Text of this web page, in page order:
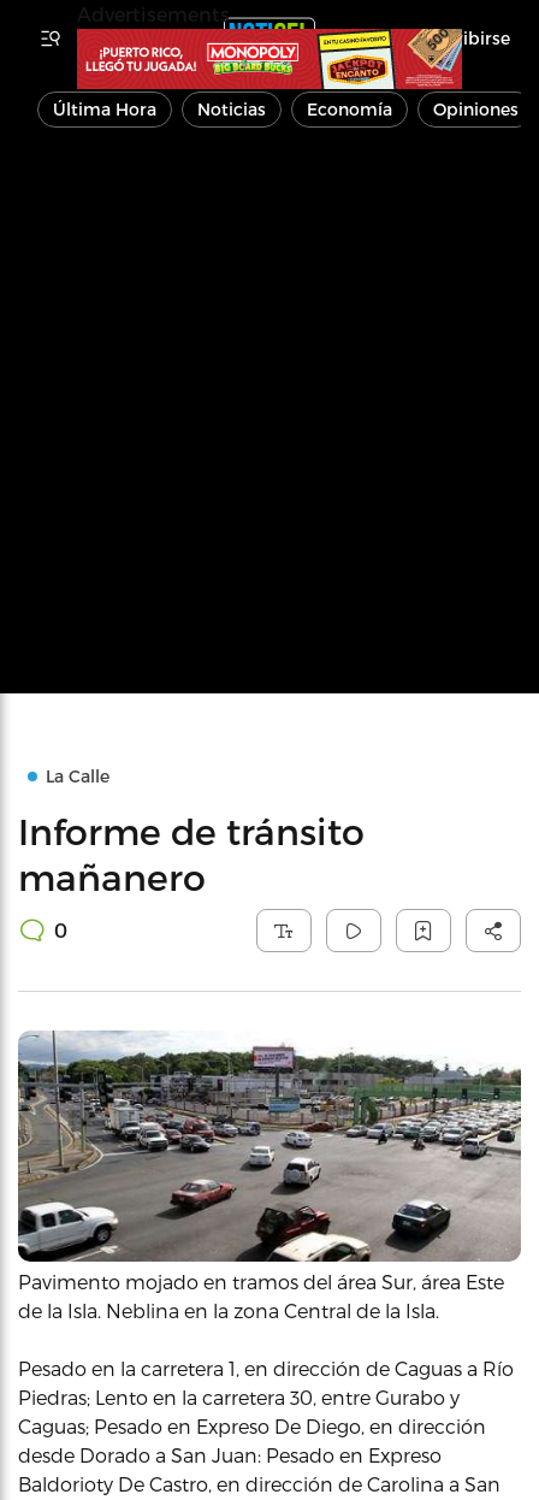
Inscribirse
Última Hora Noticias Economía Opiniones
La Calle
Informe de tránsito
mañanero
0
Pavimento mojado en tramos del área Sur, área Este
de la Isla. Neblina en la zona Central de la Isla.
Pesado en la carretera 1, en dirección de Caguas a Río
Piedras; Lento en la carretera 30, entre Gurabo y
Caguas; Pesado en Expreso De Diego, en dirección
desde Dorado a San Juan: Pesado en Expreso
Baldorioty De Castro, en dirección de Carolina a San
Advertisements